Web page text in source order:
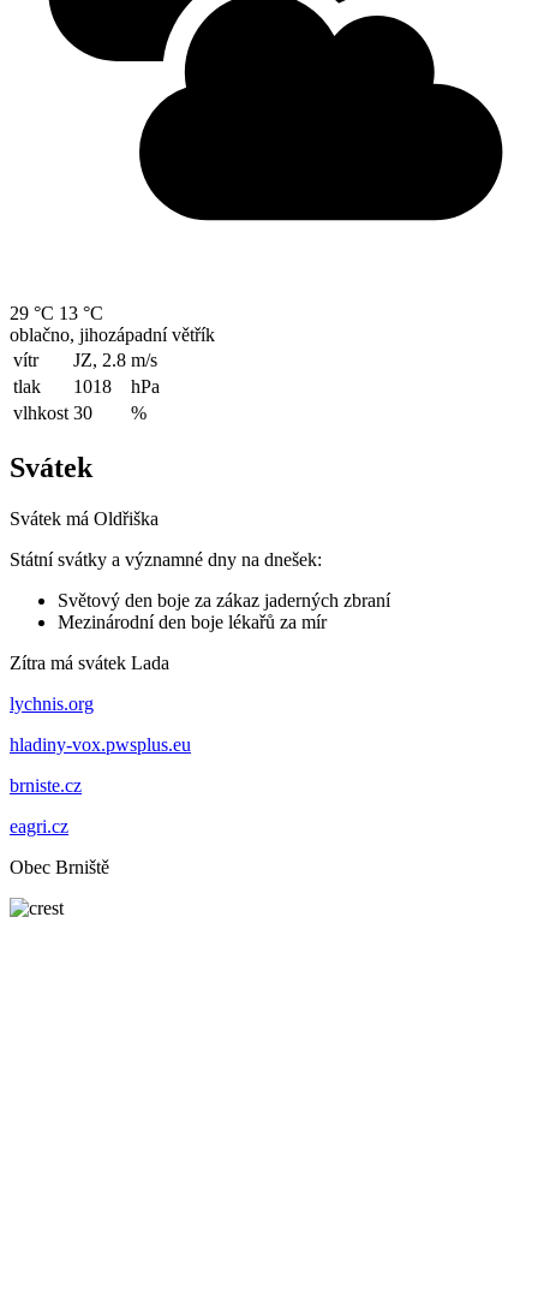
29 °C 13 °C
oblačno, jihozápadní větřík
vítr
JZ, 2.8 m/s
tlak
1018
hPa
vlhkost 30 %
Svátek
Svátek má Oldřiška
Státní svátky a významné dny na dnešek:
Světový den boje za zákaz jaderných zbraní
Mezinárodní den boje lékařů za mír
Zítra má svátek Lada
lychnis.org
hladiny-vox.pwsplus.eu
brniste.cz
eagri.cz
Obec Brniště